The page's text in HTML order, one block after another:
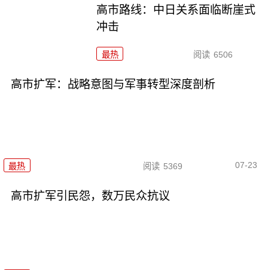
高市路线：中日关系面临断崖式
冲击
最热 阅读 6506
高市扩军：战略意图与军事转型深度剖析
最热 阅读 5369 07-23
高市扩军引民怨，数万民众抗议